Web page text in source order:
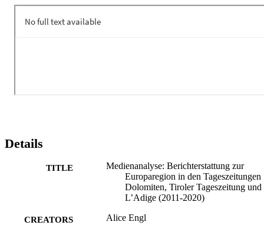
Details
TITLE
Medienanalyse: Berichterstattung zur
Europaregion in den Tageszeitungen
Dolomiten, Tiroler Tageszeitung und
L’Adige (2011-2020)
CREATORS Alice Engl